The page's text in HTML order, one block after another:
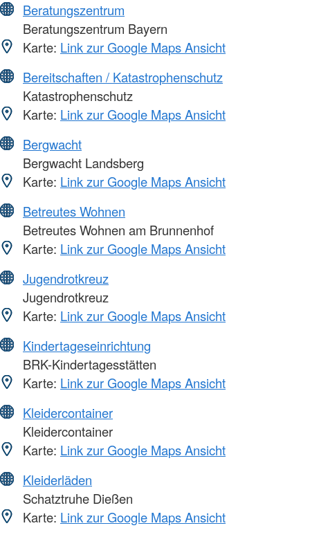
Beratungszentrum
Beratungszentrum Bayern
Karte: Link zur Google Maps Ansicht
Bereitschaften / Katastrophenschutz
Katastrophenschutz
Karte: Link zur Google Maps Ansicht
Bergwacht
Bergwacht Landsberg
Karte: Link zur Google Maps Ansicht
Betreutes Wohnen
Betreutes Wohnen am Brunnenhof
Karte: Link zur Google Maps Ansicht
Jugendrotkreuz
Jugendrotkreuz
Karte: Link zur Google Maps Ansicht
Kindertageseinrichtung
BRK-Kindertagesstätten
Karte: Link zur Google Maps Ansicht
Kleidercontainer
Kleidercontainer
Karte: Link zur Google Maps Ansicht
Kleiderläden
Schatztruhe Dießen
Karte: Link zur Google Maps Ansicht